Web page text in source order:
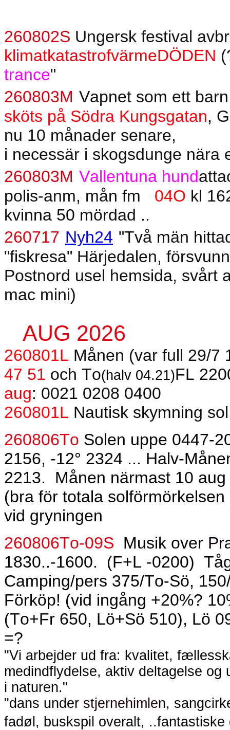
260802S Ungersk festival
klimatkatastrofvärmeDÖDEN
trance"
260803M Vapnet som ett
sköts på Södra Kungsgatan,
nu 10 månader senare,
i necessär i skogsdunge nära
260803M Vallentuna hund
polis-anm, mån fm
04O kl
kvinna 50 mördad ..
260717 Nyh24 "Två män
"fiskresa" Härjedalen,
Postnord usel hemsida, svårt
mac mini)
AUG 2026
260801L Månen (var full 29/7
47 51 och To(halv 04.21)FL
aug: 0021 0208 0400
260801L Nautisk skymning
260806To Solen uppe 0447-
2156, -12° 2324 ... Halv-
2213.
Månen närmast 10 aug
(bra för totala
vid gryningen
260806To-09S Musik over
1830..-1600.
(F+L -0200)
Camping/pers 375/To-Sö,
Förköp! (vid ingång +20%?
(To+Fr 650, Lö+Sö 510), Lö
=?
"Vi arbejder ud fra: kvalitet,
medindflydelse, aktiv deltagelse
i naturen."
"dans under stjernehimlen,
fadøl, buskspil overalt, ..fantastiske